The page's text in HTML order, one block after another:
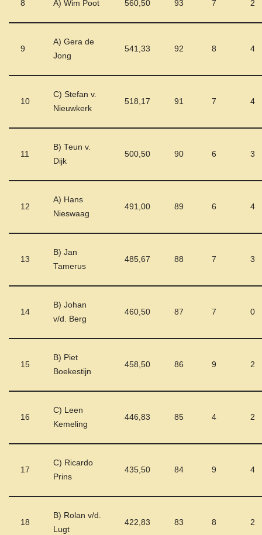
8 A) Wim Poot 560,50 93 7 2
9
A) Gera de
Jong
541,33 92 8 4
10
C) Stefan v.
Nieuwkerk
518,17 91 7 4
11
B) Teun v.
Dijk
500,50 90 6 3
12
A) Hans
Nieswaag
491,00 89 6 4
13
B) Jan
Tamerus
485,67 88 7 3
14
B) Johan
v/d. Berg
460,50 87 7 0
15
B) Piet
Boekestijn
458,50 86 9 2
16
C) Leen
Kemeling
446,83 85 4 2
17
C) Ricardo
Prins
435,50 84 9 4
18
B) Rolan v/d.
Lugt
422,83 83 8 2